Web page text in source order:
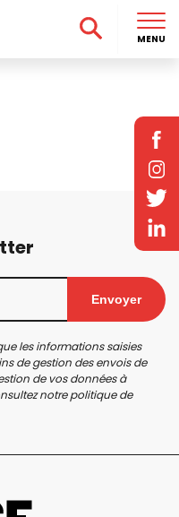
Envoyer
les informations saisies
de gestion des envois de
de vos données à
notrepolitique de
MENU